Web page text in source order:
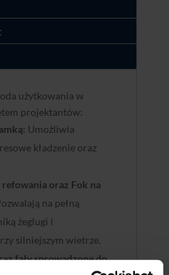
użytkowania w
projektantów:
Umożliwia
kładzenie oraz
oraz Fok na
na pełną
żeglugi i
silniejszym wietrze.
fały sprowadzone do